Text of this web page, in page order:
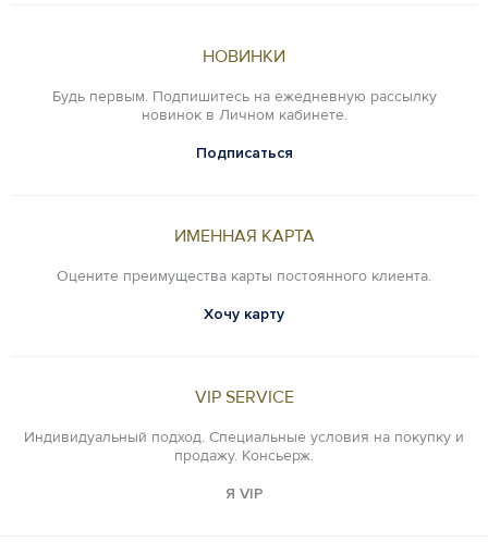
НОВИНКИ
Будь первым. Подпишитесь на ежедневную рассылку
новинок в Личном кабинете.
Подписаться
ИМЕННАЯ КАРТА
Оцените преимущества карты постоянного клиента.
Хочу карту
VIP SERVICE
Индивидуальный подход. Специальные условия на покупку и
продажу. Консьерж.
Я VIP